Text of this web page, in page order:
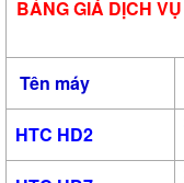
BẢNG GIÁ DỊCH
Tên máy
HTC HD2